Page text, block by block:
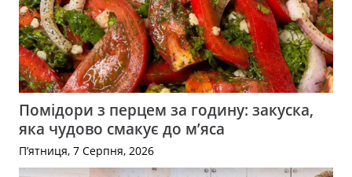
Помідори з перцем за годину: закуска,
яка чудово смакує до м’яса
П’ятниця, 7 Серпня, 2026